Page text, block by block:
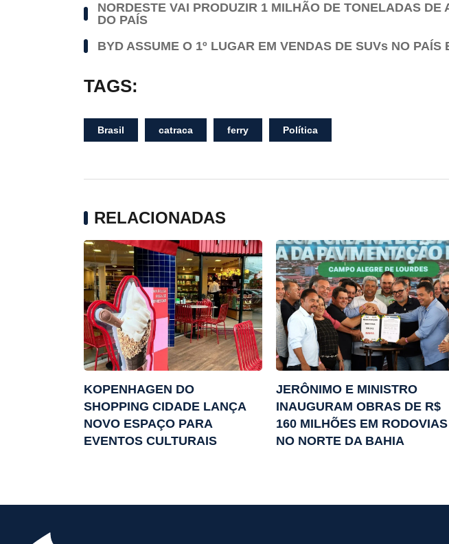
NORDESTE VAI PRODUZIR 1 MILHÃO DE TONELADAS
DO PAÍS
BYD ASSUME O 1º LUGAR EM VENDAS DE SUVs NO PAÍS
TAGS:
Brasil catraca ferry Política
RELACIONADAS
KOPENHAGEN DO
SHOPPING CIDADE LANÇA
NOVO ESPAÇO PARA
EVENTOS CULTURAIS
JERÔNIMO E MINISTRO
INAUGURAM OBRAS DE R$
160 MILHÕES EM RODOVIAS
NO NORTE DA BAHIA